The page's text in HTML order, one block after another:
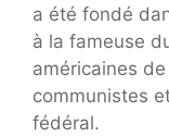
a été fondé
à la fameuse
américaines
communistes
fédéral.